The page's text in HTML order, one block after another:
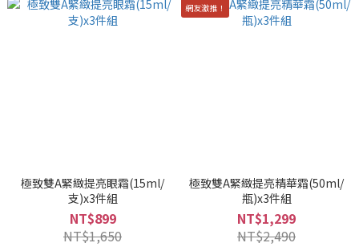
極致雙A緊緻提亮眼霜(15ml/
支)x3件組
NT$899
NT$1,650
網友激推！
極致雙A緊緻提亮精華霜(50ml/
瓶)x3件組
NT$1,299
NT$2,490